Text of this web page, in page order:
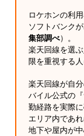
ロケホンの利
ソフトバンク
集部調べ）。
楽天回線を選
限を重視する
楽天回線が自
バイル公式の
勤経路を実際
エリア内であ
地下や屋内が